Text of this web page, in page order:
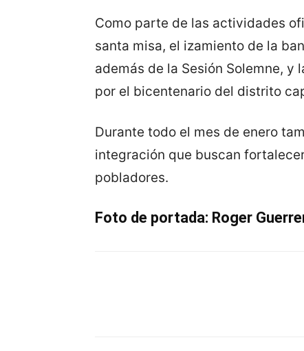
Como parte de las actividades
santa misa, el izamiento de la
además de la Sesión Solemne,
por el bicentenario del distrito
Durante todo el mes de enero
integración que buscan
pobladores.
Foto de portada: Roger